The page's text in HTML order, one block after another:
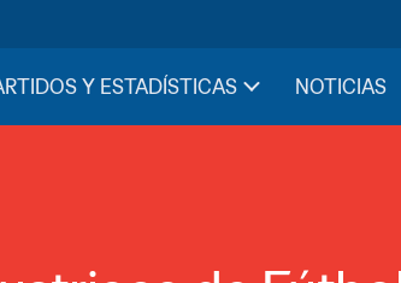
Y ESTADÍSTICAS NOTICIAS